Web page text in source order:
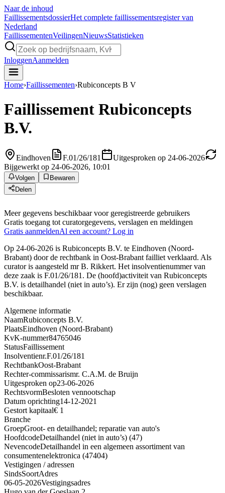
Naar de inhoud
FaillissementsdossierHet complete faillissementsregister van
Nederland
FaillissementenVeilingenNieuwsStatistieken
InloggenAanmelden
Home›Faillissementen›Rubiconcepts B V
Faillissement Rubiconcepts
B.V.
Eindhoven F.01/26/181
Uitgesproken op 24-06-2026
Bijgewerkt op 24-06-2026, 10:01
Volgen
Bewaren
Delen
Meer gegevens beschikbaar voor geregistreerde gebruikers
Gratis toegang tot curatorgegevens, verslagen en meldingen
Gratis aanmeldenAl een account? Log in
Op 24-06-2026 is Rubiconcepts B.V. te Eindhoven (Noord-
Brabant) door de rechtbank in Oost-Brabant failliet verklaard. Als
curator is aangesteld mr B. Rikkert. Het insolventienummer van
deze zaak is F.01/26/181. De (hoofd)activiteit van Rubiconcepts
B.V. is detailhandel (niet in auto’s). Er zijn (nog) geen verslagen
beschikbaar.
Algemene informatie
NaamRubiconcepts B.V.
PlaatsEindhoven (Noord-Brabant)
KvK-nummer84765046
StatusFaillissement
Insolventienr.F.01/26/181
RechtbankOost-Brabant
Rechter-commissarismr. C.A.M. de Bruijn
Uitgesproken op23-06-2026
RechtsvormBesloten vennootschap
Datum oprichting14-12-2021
Gestort kapitaal€ 1
Branche
GroepGroot- en detailhandel; reparatie van auto's
HoofdcodeDetailhandel (niet in auto’s) (47)
NevencodeDetailhandel in een algemeen assortiment van
consumentenelektronica (47404)
Vestigingen / adressen
SindsSoortAdres
06-05-2026Vestigingsadres